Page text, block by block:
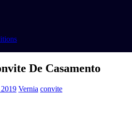
De Casamento
Vernia convite